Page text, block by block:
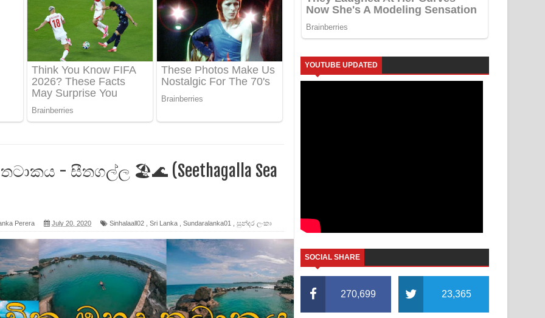
පද පෙළ
ලියන්න ගීතයේ පද පෙළ
- සීතගල්ල 🏖️️🌊 (Seethagalla Sea
Perera July 20, 2020 Sinhalaall02 Sri Lanka Sundaralanka01 සුන්දර ලංකා
YOUTUBE UPDATED
SOCIAL SHARE
270,699 23,365